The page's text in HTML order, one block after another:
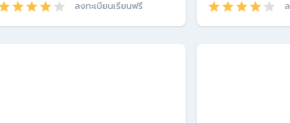
ลงทะเบียนเรียนฟรี